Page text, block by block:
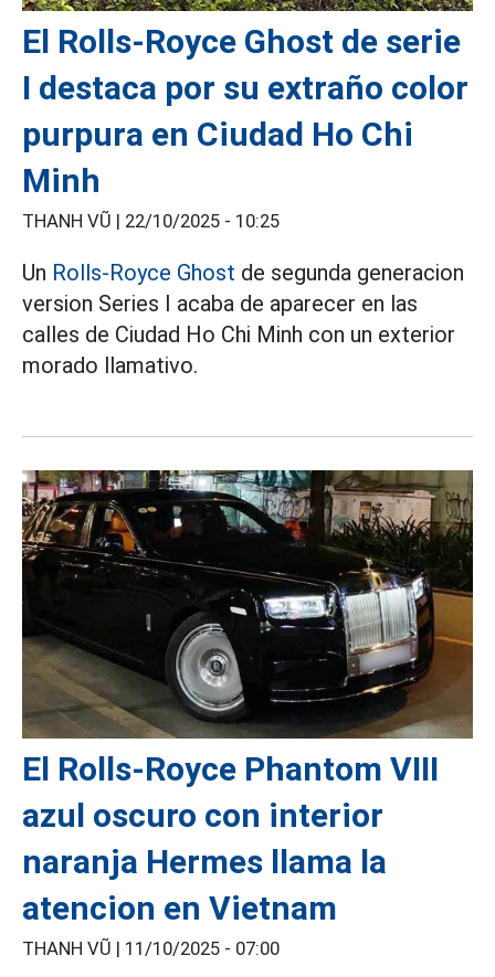
El Rolls-Royce Ghost de serie
I destaca por su extraño color
purpura en Ciudad Ho Chi
Minh
THANH VŨ | 22/10/2025 - 10:25
Un Rolls-Royce Ghost de segunda generacion
version Series I acaba de aparecer en las
calles de Ciudad Ho Chi Minh con un exterior
morado llamativo.
El Rolls-Royce Phantom VIII
azul oscuro con interior
naranja Hermes llama la
atencion en Vietnam
THANH VŨ | 11/10/2025 - 07:00